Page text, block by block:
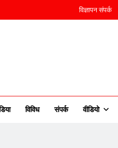
विज्ञापन संपर्क
विविध संपर्क वीडियो